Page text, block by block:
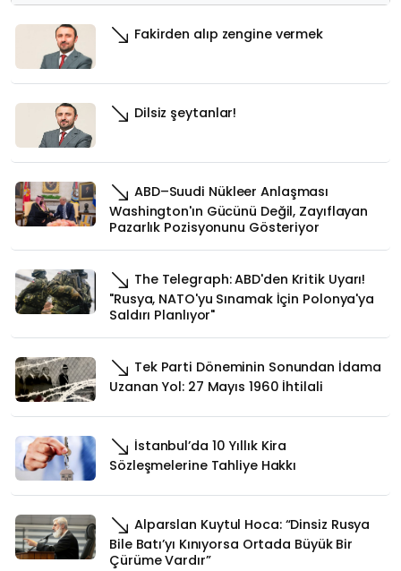
Fakirden alıp zengine vermek
Dilsiz şeytanlar!
ABD–Suudi Nükleer Anlaşması
Washington'ın Gücünü Değil, Zayıflayan
Pazarlık Pozisyonunu Gösteriyor
The Telegraph: ABD'den Kritik Uyarı!
"Rusya, NATO'yu Sınamak İçin Polonya'ya
Saldırı Planlıyor"
Tek Parti Döneminin Sonundan İdama
Uzanan Yol: 27 Mayıs 1960 İhtilali
İstanbul’da 10 Yıllık Kira
Sözleşmelerine Tahliye Hakkı
Alparslan Kuytul Hoca: “Dinsiz Rusya
Bile Batı’yı Kınıyorsa Ortada Büyük Bir
Çürüme Vardır”